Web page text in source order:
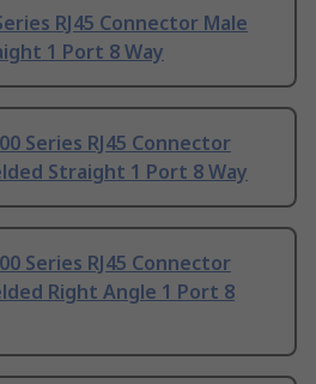
RJ45 Connector Male
1 Port 8 Way
Series RJ45 Connector
Straight 1 Port 8 Way
Series RJ45 Connector
Right Angle 1 Port 8